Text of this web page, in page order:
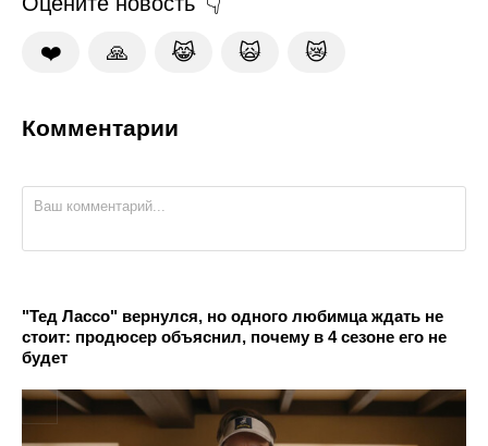
❤️ 🙏 😹 🙀 😿
Комментарии
"Тед Лассо" вернулся, но одного любимца ждать не
стоит: продюсер объяснил, почему в 4 сезоне его не
будет